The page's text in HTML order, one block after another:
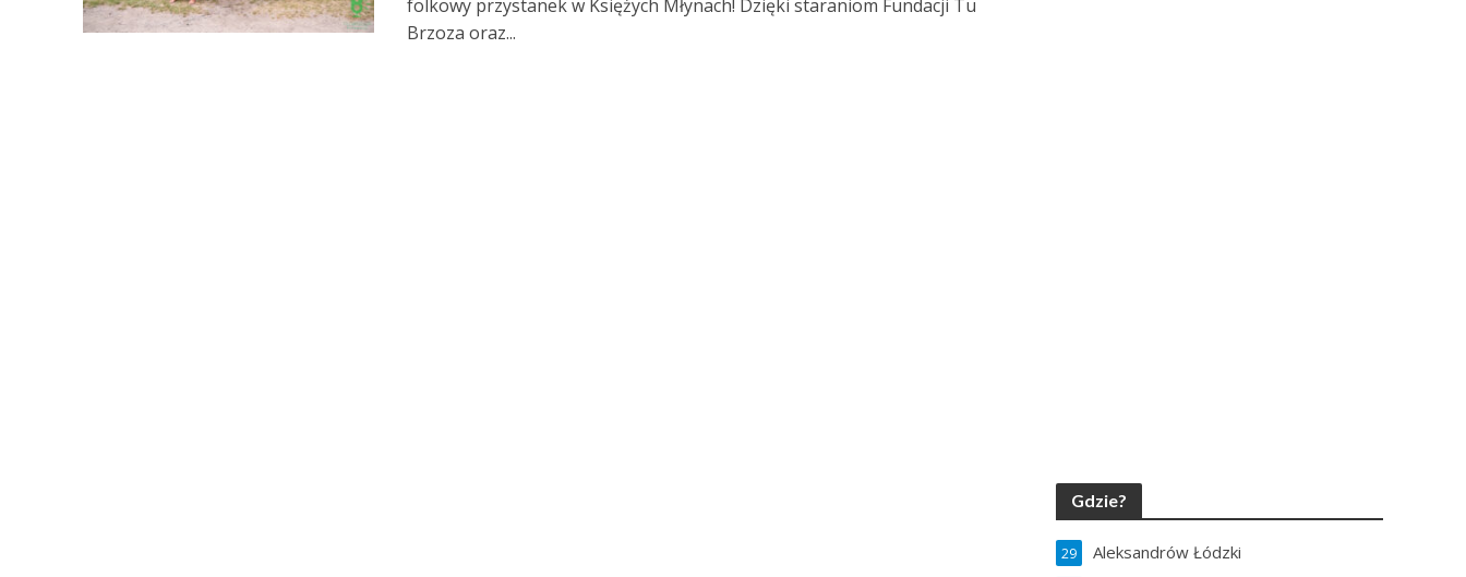
folkowy przystanek w Księżych Młynach! Dzięki staraniom Fundacji Tu
Brzoza oraz...
Gdzie?
Aleksandrów Łódzki
29